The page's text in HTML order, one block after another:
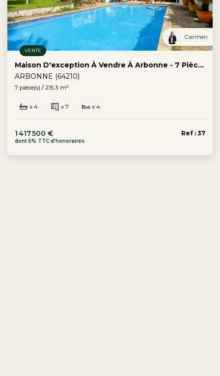
Carmen
VENTE
Maison D'exception À Vendre À Arbonne - 7 Pièces, Piscine, Double Garage
ARBONNE (64210)
7 pièce(s) / 215.3 m²
x 4 x 7 x 4
1 417 500 €
dont 5% TTC d'honoraires
Ref : 37